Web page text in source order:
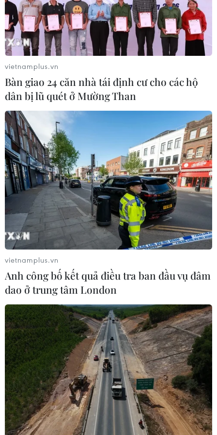
Ukraine tung đòn tập kích
hàng trăm UAV đánh thẳng vào loạt
tỉnh thành Nga
02/08/2026 15:54
Xem thêm
CƠ QUAN CHỦ QUẢN: THÔNG TẤN XÃ VIỆT NAM
Tổng Biên tập: TRẦN TIẾN DUẨN
Phó Tổng Biên tập: NGUYỄN THỊ TÁM, KHÚC THANH
Sở hữu trí tuệ
Quy định sử dụng
RSS
Hỗ trợ
Ngôn ngữ
Dịch vụ tin
Quảng cáo
Giấy phép số: 1374/GP-BTTTT do Bộ Thông tin và Truyền thông
cấp ngày 11/9/2008.
Quảng cáo: Phó TBT Nguyễn Thị Tám: 093.5958688, Email:
tamvna@gmail.com
Điện thoại: (024) 39411349 - (024) 39411348, Fax: (024)
39411348
Email:vietnamplus2008@gmail.com
vietnamplus.vn
Bàn giao 24 căn nhà tái định cư cho các hộ
dân bị lũ quét ở Mường Than
vietnamplus.vn
Anh công bố kết quả điều tra ban đầu vụ đâm
dao ở trung tâm London